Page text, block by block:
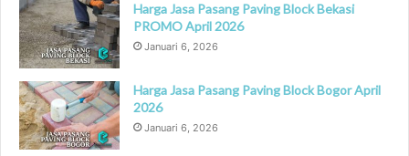
Harga Jasa Pasang Paving Block Bekasi
PROMO April 2026
Januari 6, 2026
Harga Jasa Pasang Paving Block Bogor April
2026
Januari 6, 2026